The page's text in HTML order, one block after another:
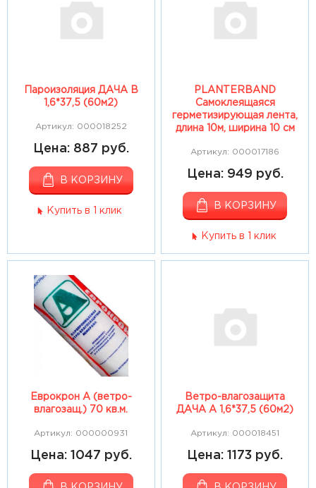
Пароизоляция ДАЧА В
1,6*37,5 (60м2)
Артикул: 000018252
Цена: 887 руб.
В КОРЗИНУ
Купить в 1 клик
PLANTERBAND
Самоклеящаяся
герметизирующая лента,
длина 10м, ширина 10 см
Артикул: 000017186
Цена: 949 руб.
В КОРЗИНУ
Купить в 1 клик
Еврокрон А (ветро-
влагозащ.) 70 кв.м.
Артикул: 000000931
Цена: 1047 руб.
Ветро-влагозащита
ДАЧА А 1,6*37,5 (60м2)
Артикул: 000018451
Цена: 1173 руб.